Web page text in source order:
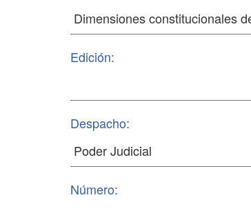
Edición:
Despacho:
Número: